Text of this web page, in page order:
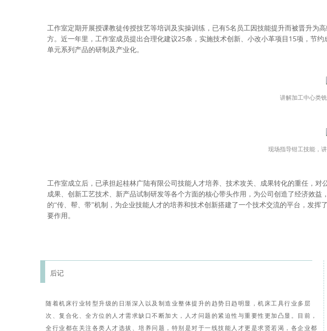
工作室定期开展授课教徒传授技艺等培训及实操训练，已有5名员工因技能提升而被晋升为
方。近一年里，工作室成员提出合理化建议25条，实施技术创新、小改小革项目 15项，节约
单元系列产品的研制及产业化。
讲解加工中心类
现场指导钳工技能，
工作室成立后，已承担起桂林广陆有限公司技能人才培养、技术攻关、成果转化的重任，
成果、创新工艺技术、新产品试制研发等各个方面的核心带头作用，为公司创造了经济效
的“传、帮、带”机制，为企业技能人才的培养和技术创新搭建了一个技术交流的平台，发
要作用。
后记
随着机床行业转型升级的日渐深入以及制造业整体提升的趋势日趋明显，机床工具行业多层
次、复合化、全方位的人才需求缺口不断加大，人才问题的紧迫性与重要性更加凸显。目前，
全行业都在关注各类人才选拔、培养问题，特别是对于一线技能人才更是求贤若渴，各企业都